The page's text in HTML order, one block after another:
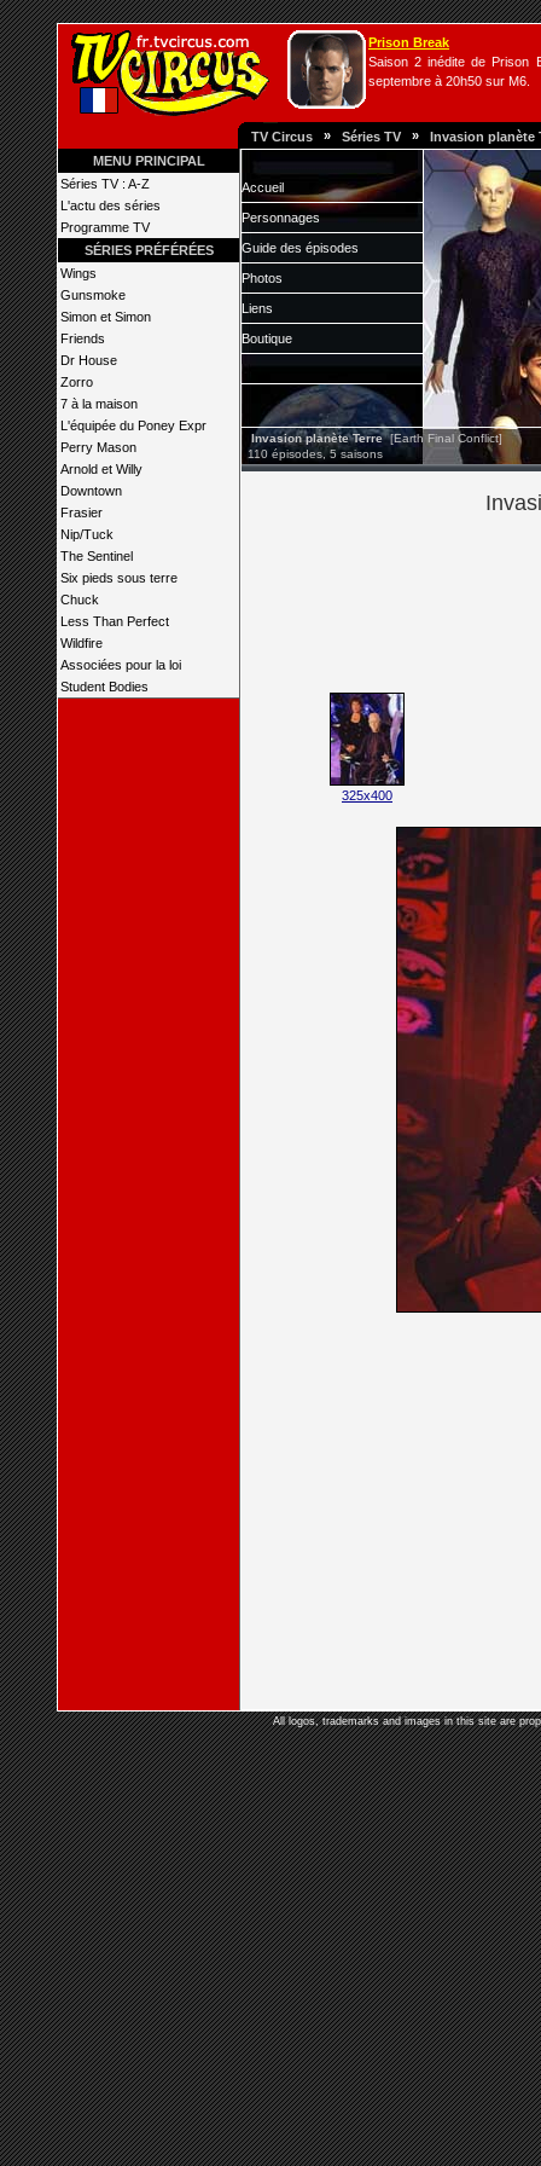
Prison Break
Saison 2 inédite de Prison
septembre à 20h50 sur M6.
TV Circus » Séries TV » Invasion planète
MENU PRINCIPAL
Séries TV : A-Z
L'actu des séries
Programme TV
SÉRIES PRÉFÉRÉES
Wings
Gunsmoke
Simon et Simon
Friends
Dr House
Zorro
7 à la maison
L'équipée du Poney Expr
Perry Mason
Arnold et Willy
Downtown
Frasier
Nip/Tuck
The Sentinel
Six pieds sous terre
Chuck
Less Than Perfect
Wildfire
Associées pour la loi
Student Bodies
Accueil
Personnages
Guide des épisodes
Photos
Liens
Boutique
Invasion planète Terre [Earth Final Conflict]
110 épisodes, 5 saisons
325x400
All logos, trademarks and images in this site are